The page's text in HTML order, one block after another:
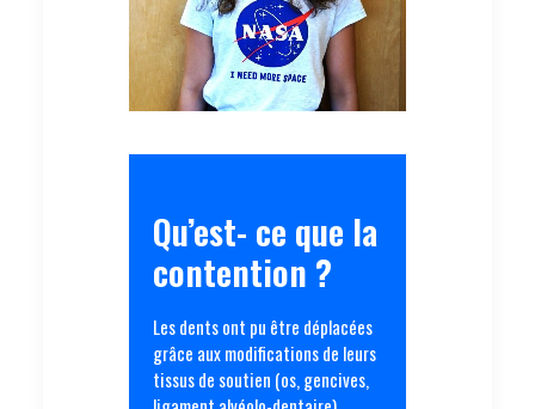
Qu’est- ce que la
contention ?
Les dents ont pu être déplacées
grâce aux modifications de leurs
tissus de soutien (os, gencives,